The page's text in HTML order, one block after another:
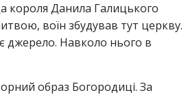
короля Данила Галицького
воїн збудував тут церкву.
джерело. Навколо нього в
образ Богородиці. За